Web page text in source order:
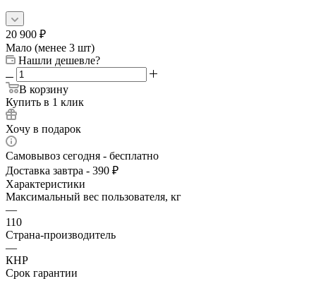
20 900 ₽
Мало (менее 3 шт)
Нашли дешевле?
В корзину
Купить в 1 клик
Хочу в подарок
Самовывоз сегодня - бесплатно
Доставка завтра - 390 ₽
Характеристики
Максимальный вес пользователя, кг
—
110
Страна-производитель
—
КНР
Срок гарантии